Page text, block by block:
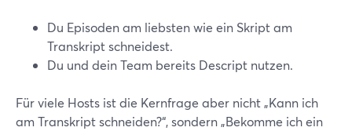
Du Episoden am liebsten wie ein Skript am
Transkript schneidest.
Du und dein Team bereits Descript nutzen.
Für viele Hosts ist die Kernfrage aber nicht „Kann ich
am Transkript schneiden?“, sondern „Bekomme ich ein